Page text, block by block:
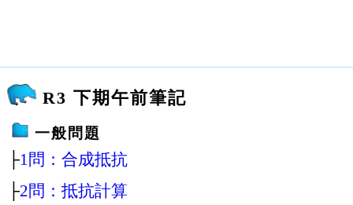
R3 下期午前筆記
一般問題
├1問：合成抵抗
├2問：抵抗計算